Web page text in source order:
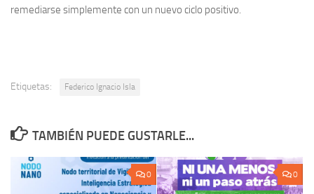
remediarse simplemente con un nuevo ciclo positivo.
Etiquetas: Federico Ignacio Isla
TAMBIÉN PUEDE GUSTARLE...
0 0